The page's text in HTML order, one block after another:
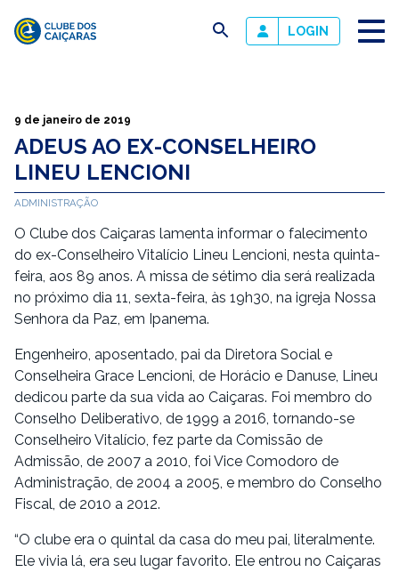
Caiçaras
busca LOGIN
9 de janeiro de 2019
ADEUS AO EX-CONSELHEIRO
LINEU LENCIONI
ADMINISTRAÇÃO
O Clube dos Caiçaras lamenta informar o falecimento
do ex-Conselheiro Vitalício Lineu Lencioni, nesta quinta-
feira, aos 89 anos. A missa de sétimo dia será realizada
no próximo dia 11, sexta-feira, às 19h30, na igreja Nossa
Senhora da Paz, em Ipanema.
Engenheiro, aposentado, pai da Diretora Social e
Conselheira Grace Lencioni, de Horácio e Danuse, Lineu
dedicou parte da sua vida ao Caiçaras. Foi membro do
Conselho Deliberativo, de 1999 a 2016, tornando-se
Conselheiro Vitalício, fez parte da Comissão de
Admissão, de 2007 a 2010, foi Vice Comodoro de
Administração, de 2004 a 2005, e membro do Conselho
Fiscal, de 2010 a 2012.
“O clube era o quintal da casa do meu pai, literalmente.
Ele vivia lá, era seu lugar favorito. Ele entrou no Caiçaras